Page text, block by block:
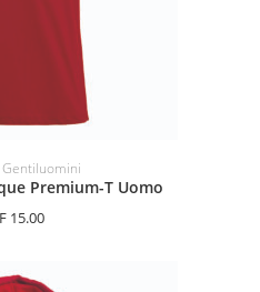
LE OPZIONI
Gentiluomini
Premium-T Uomo
15.00